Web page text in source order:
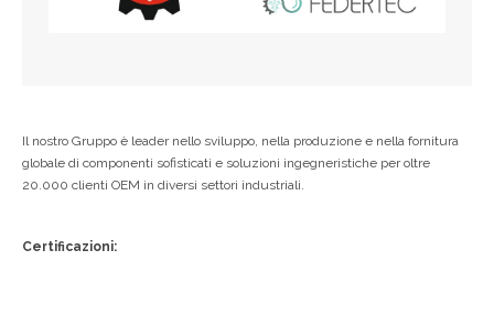
Il nostro Gruppo è leader nello sviluppo, nella produzione e nella fornitura
globale di componenti sofisticati e soluzioni ingegneristiche per oltre
20.000 clienti OEM in diversi settori industriali.
Certificazioni: